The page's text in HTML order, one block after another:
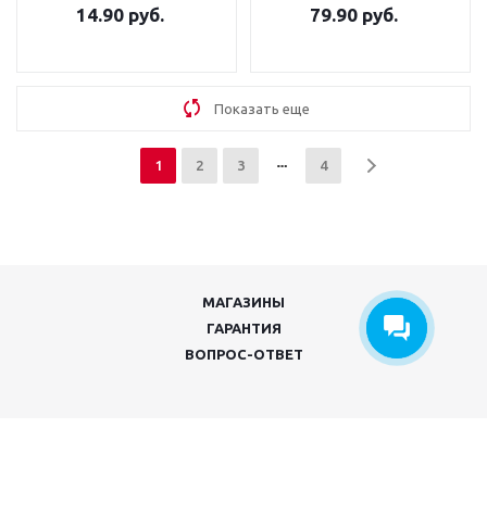
14.90руб. 79.90руб.
Показать еще
1 2 3 4
МАГАЗИНЫ
ГАРАНТИЯ
ВОПРОС-ОТВЕТ